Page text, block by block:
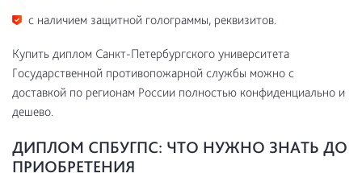
с наличием защитной голограммы, реквизитов.
Купить диплом Санкт-Петербургского университета
Государственной противопожарной службы можно с
доставкой по регионам России полностью конфиденциально и
дешево.
ДИПЛОМ СПБУГПС: ЧТО НУЖНО ЗНАТЬ ДО
ПРИОБРЕТЕНИЯ